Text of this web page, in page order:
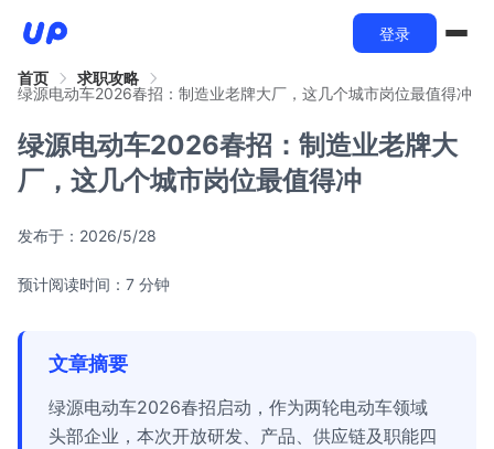
登录
首页
求职攻略
绿源电动车2026春招：制造业老牌大厂，这几个城市岗位最值得冲
绿源电动车2026春招：制造业老牌大
厂，这几个城市岗位最值得冲
发布于： 2026/5/28
预计阅读时间：7 分钟
文章摘要
绿源电动车2026春招启动，作为两轮电动车领域
头部企业，本次开放研发、产品、供应链及职能四